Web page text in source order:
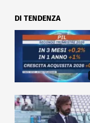
DI TENDENZA